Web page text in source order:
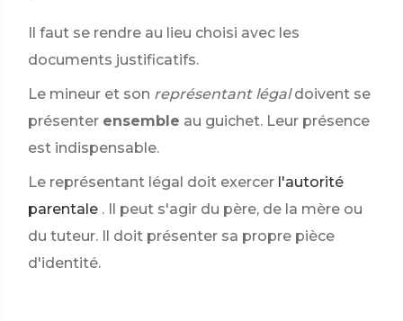
Il faut se rendre au lieu choisi avec les
documents justificatifs.
Le mineur et son représentant légal doivent se
présenter ensemble au guichet. Leur présence
est indispensable.
Le représentant légal doit exercer l'autorité
parentale . Il peut s'agir du père, de la mère ou
du tuteur. Il doit présenter sa propre pièce
d'identité.